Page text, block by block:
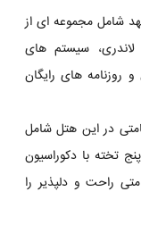
شامل مجموعه ای از
لاندری، سیستم های
روزنامه های رایگان
در این هتل شامل
تخته با دکوراسیون
راحت و دلپذیر را